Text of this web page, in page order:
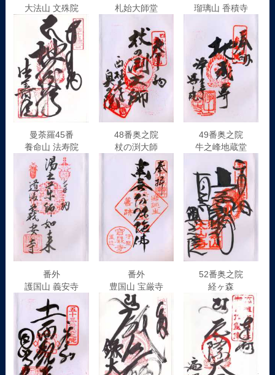
大法山 文殊院
札始大師堂
瑠璃山 香積寺
曼荼羅45番
養命山 法寿院
48番奥之院
杖の渕大師
49番奥之院
牛之峰地蔵堂
番外
護国山 義安寺
番外
豊国山 宝厳寺
52番奥之院
経ヶ森